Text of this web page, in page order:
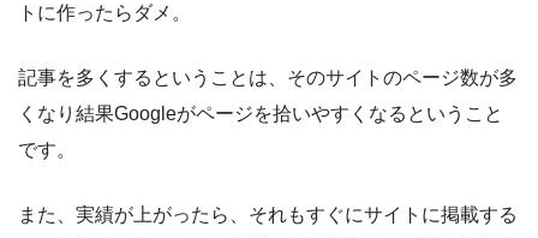
トに作ったらダメ。
記事を多くするということは、そのサイトのページ数が多
くなり結果Googleがページを拾いやすくなるということ
です。
また、実績が上がったら、それもすぐにサイトに掲載する